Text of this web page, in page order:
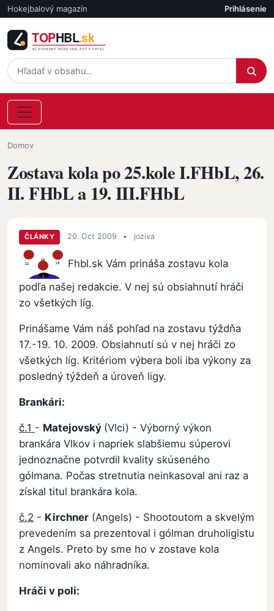
Skočiť na hlavný obsah
Hokejbalový magazín Účet
Prihlásenie
Omrvinka
Domov
Zostava kola po 25.kole I.FHbL, 26.
II. FHbL a 19. III.FHbL
ČLÁNKY 20. Oct 2009 • joziva
Fhbl.sk Vám prináša zostavu kola
podľa našej redakcie. V nej sú obsiahnutí hráči
zo všetkých líg.
Prinášame Vám náš pohľad na zostavu týždňa
17.-19. 10. 2009. Obsiahnutí sú v nej hráči zo
všetkých líg. Kritériom výbera boli iba výkony za
posledný týždeň a úroveň ligy.
Brankári:
č.1 - Matejovský (Vlci) - Výborný výkon
brankára Vlkov i napriek slabšiemu súperovi
jednoznačne potvrdil kvality skúseného
gólmana. Počas stretnutia neinkasoval ani raz a
získal titul brankára kola.
č.2 - Kirchner (Angels) - Shootoutom a skvelým
prevedením sa prezentoval i gólman druholigistu
z Angels. Preto by sme ho v zostave kola
nominovali ako náhradníka.
Hráči v poli: